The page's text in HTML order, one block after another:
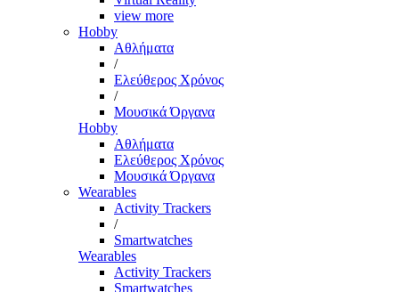
view more
Hobby
Αθλήματα
/
Ελεύθερος Χρόνος
/
Μουσικά Όργανα
Hobby
Αθλήματα
Ελεύθερος Χρόνος
Μουσικά Όργανα
Wearables
Activity Trackers
/
Smartwatches
Wearables
Activity Trackers
Smartwatches